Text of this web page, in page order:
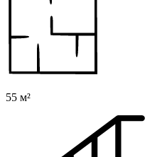
55 м²